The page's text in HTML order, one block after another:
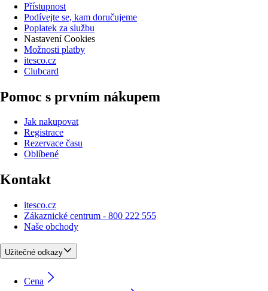
Přístupnost
Podívejte se, kam doručujeme
Poplatek za službu
Nastavení Cookies
Možnosti platby
itesco.cz
Clubcard
Pomoc s prvním nákupem
Jak nakupovat
Registrace
Rezervace času
Oblíbené
Kontakt
itesco.cz
Zákaznické centrum - 800 222 555
Naše obchody
Užitečné odkazy
Cena